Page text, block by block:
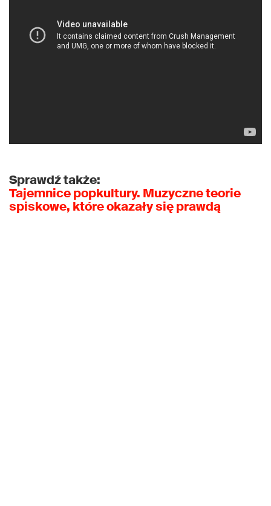
Sprawdź także:
Tajemnice popkultury. Muzyczne teorie
spiskowe, które okazały się prawdą